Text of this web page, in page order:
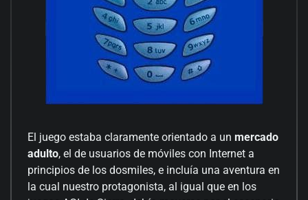
El juego estaba claramente orientado a un mercado
adulto, el de usuarios de móviles con Internet a
principios de los dosmiles, e incluía una aventura en
la cual nuestro protagonista, al igual que en los